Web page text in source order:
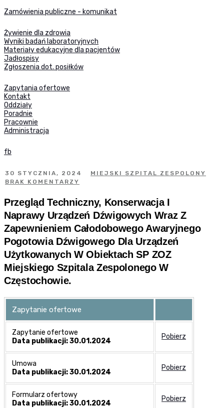
Zamówienia publiczne - komunikat
Żywienie dla zdrowia
Wyniki badań laboratoryjnych
Materiały edukacyjne dla pacjentów
Jadłospisy
Zgłoszenia dot. posiłków
Zapytania ofertowe
Kontakt
Oddziały
Poradnie
Pracownie
Administracja
fb
30 STYCZNIA, 2024
MIEJSKI SZPITAL ZESPOLONY
BRAK KOMENTARZY
Przegląd Techniczny, Konserwacja I
Naprawy Urządzeń Dźwigowych Wraz Z
Zapewnieniem Całodobowego Awaryjnego
Pogotowia Dźwigowego Dla Urządzeń
Użytkowanych W Obiektach SP ZOZ
Miejskiego Szpitala Zespolonego W
Częstochowie.
Zapytanie ofertowe
Zapytanie ofertowe
Data publikacji: 30.01.2024
Pobierz
Umowa
Data publikacji: 30.01.2024
Pobierz
Formularz ofertowy
Data publikacji: 30.01.2024
Pobierz